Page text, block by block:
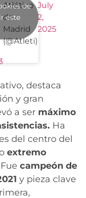
Atlético
de
Madrid
(@Atleti)
July
2,
2025
de
este
destaca
y gran
a ser máximo
Ha
del centro del
extremo
campeón de
y pieza clave